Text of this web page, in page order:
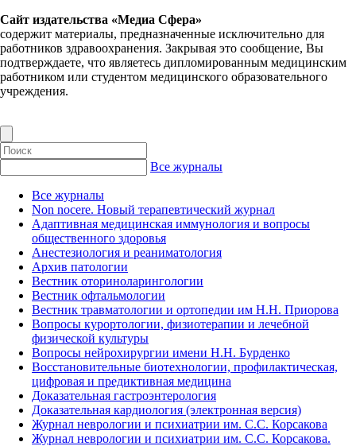
Сайт издательства «Медиа Сфера»
содержит материалы, предназначенные исключительно для
работников здравоохранения. Закрывая это сообщение, Вы
подтверждаете, что являетесь дипломированным медицинским
работником или студентом медицинского образовательного
учреждения.
Все журналы
Все журналы
Non nocere. Новый терапевтический журнал
Адаптивная медицинская иммунология и вопросы
общественного здоровья
Анестезиология и реаниматология
Архив патологии
Вестник оториноларингологии
Вестник офтальмологии
Вестник травматологии и ортопедии им Н.Н. Приорова
Вопросы курортологии, физиотерапии и лечебной
физической культуры
Вопросы нейрохирургии имени Н.Н. Бурденко
Восстановительные биотехнологии, профилактическая,
цифровая и предиктивная медицина
Доказательная гастроэнтерология
Доказательная кардиология (электронная версия)
Журнал неврологии и психиатрии им. С.С. Корсакова
Журнал неврологии и психиатрии им. С.С. Корсакова.